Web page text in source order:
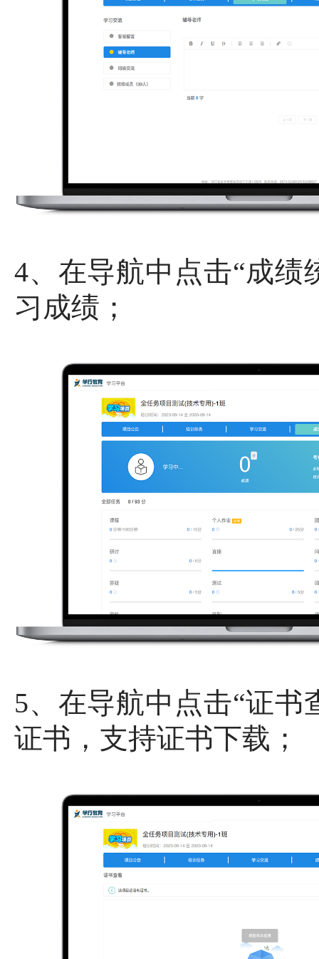
4、在导航中点击“成绩
习成绩；
5、在导航中点击“证
证书，支持证书下载；